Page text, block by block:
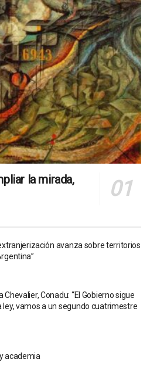
la mirada,
avanza sobre territorios
Chevalier, Conadu: “El Gobierno sigue
ley, vamos a un segundo cuatrimestre
academia